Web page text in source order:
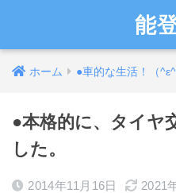
能
ホーム ●車的な生活！（^ε^
●本格的に、タイヤ
した。
2014年11月16日 2021